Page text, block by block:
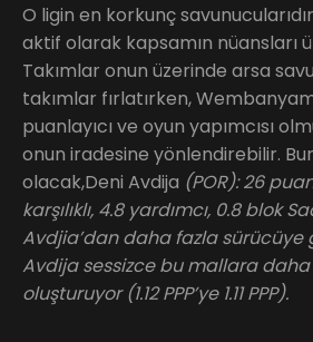
O ligin en korkunç
aktif olarak kapsamın nüansları
Takımlar onun üzerinde arsa
takımlar fırlatırken,
puanlayıcı ve oyun yapımcısı
onun iradesine yönlendirebilir.
olacak,Deni Avdija (POR): 26
karşılıklı, 4.8 yardımcı, 0.8 blok
Avdjia’dan daha fazla sürücüye
Avdija sessizce bu mallara
oluşturuyor (1.12 PPP’ye 1.11 PPP).